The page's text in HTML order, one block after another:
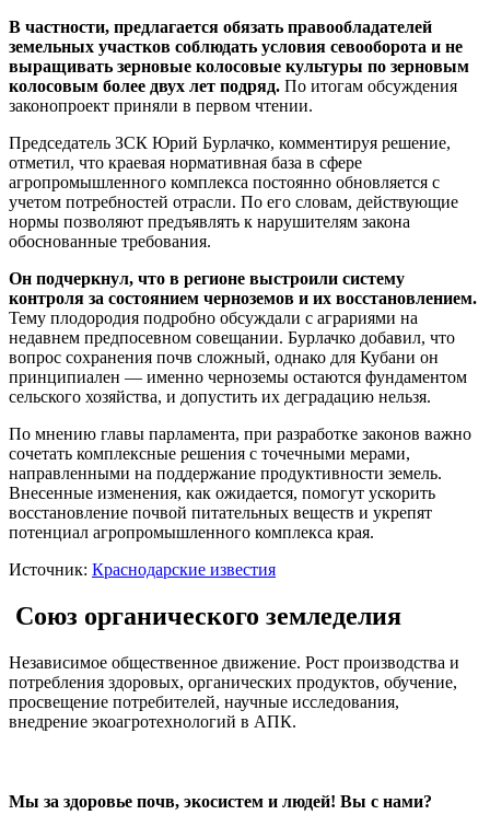
В частности, предлагается обязать правообладателей
земельных участков соблюдать условия севооборота и не
выращивать зерновые колосовые культуры по зерновым
колосовым более двух лет подряд. По итогам обсуждения
законопроект приняли в первом чтении.
Председатель ЗСК Юрий Бурлачко, комментируя решение,
отметил, что краевая нормативная база в сфере
агропромышленного комплекса постоянно обновляется с
учетом потребностей отрасли. По его словам, действующие
нормы позволяют предъявлять к нарушителям закона
обоснованные требования.
Он подчеркнул, что в регионе выстроили систему
контроля за состоянием черноземов и их восстановлением.
Тему плодородия подробно обсуждали с аграриями на
недавнем предпосевном совещании. Бурлачко добавил, что
вопрос сохранения почв сложный, однако для Кубани он
принципиален — именно черноземы остаются фундаментом
сельского хозяйства, и допустить их деградацию нельзя.
По мнению главы парламента, при разработке законов важно
сочетать комплексные решения с точечными мерами,
направленными на поддержание продуктивности земель.
Внесенные изменения, как ожидается, помогут ускорить
восстановление почвой питательных веществ и укрепят
потенциал агропромышленного комплекса края.
Источник: Краснодарские известия
Союз органического земледелия
Независимое общественное движение. Рост производства и
потребления здоровых, органических продуктов, обучение,
просвещение потребителей, научные исследования,
внедрение экоагротехнологий в АПК.
Мы за здоровье почв, экосистем и людей! Вы с нами?